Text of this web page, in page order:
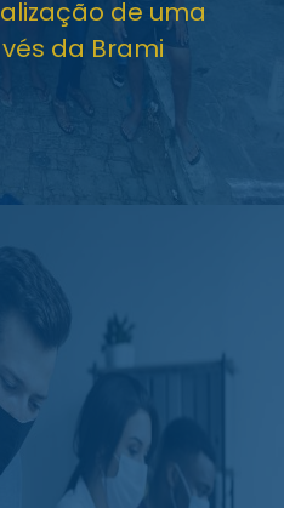
de uma
da Brami